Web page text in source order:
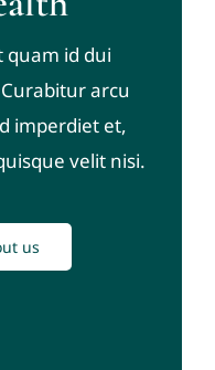
quam id dui
arcu
imperdiet et,
velit nisi.
us